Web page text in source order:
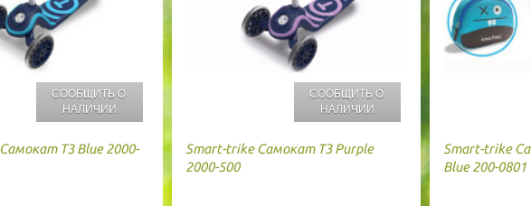
СООБЩИТЬ О
НАЛИЧИИ
Самокат T3 Blue 2000-
СООБЩИТЬ О
НАЛИЧИИ
Smart-trike Самокат T3 Purple
2000-500
Smart-trike
Blue 200-0801